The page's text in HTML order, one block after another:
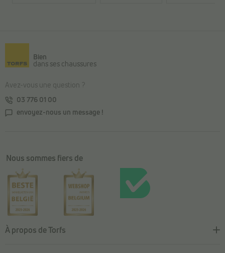
Bien
dans ses chaussures
Avez-vous une question ?
03 776 01 00
envoyez-nous un message !
Nous sommes fiers de
À propos de Torfs